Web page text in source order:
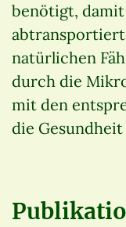
benötigt,
abtransportiert
natürlichen
durch die
mit den
die